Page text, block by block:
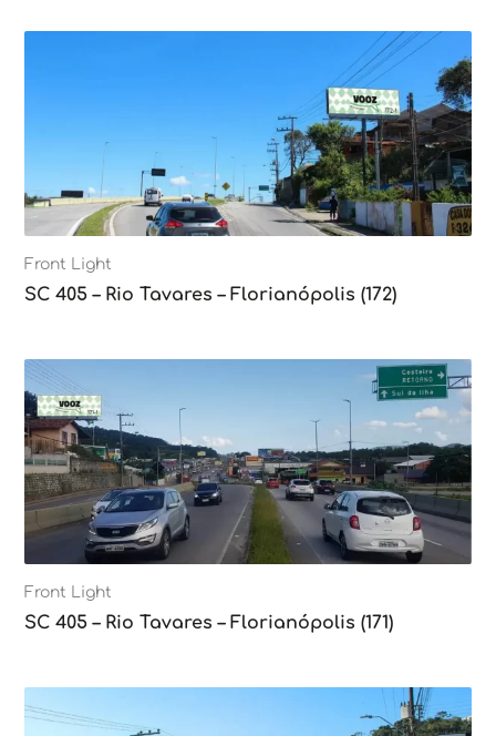
Front Light
SC 405 – Rio Tavares – Florianópolis (172)
Front Light
SC 405 – Rio Tavares – Florianópolis (171)